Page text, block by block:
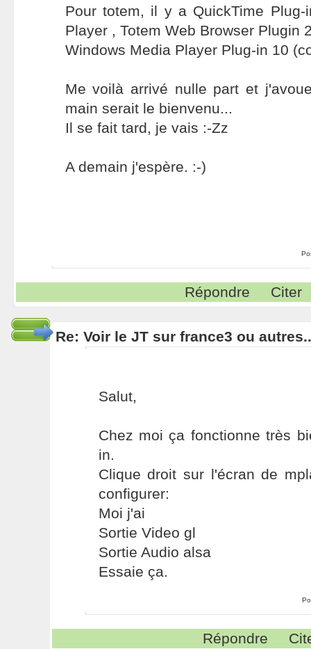
Pour totem, il y a QuickTime
Player , Totem Web Browser Plugin
Windows Media Player Plug-in 10
Me voilà arrivé nulle part et
main serait le bienvenu...
Il se fait tard, je vais :-Zz
A demain j'espère. :-)
Répondre Citer
Re: Voir le JT sur france3 ou
Salut,
Chez moi ça fonctionne très
in.
Clique droit sur l'écran de
configurer:
Moi j'ai
Sortie Video gl
Sortie Audio alsa
Essaie ça.
Répondre